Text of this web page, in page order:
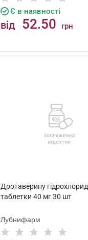
Є в наявності
від 52.50 грн
Дротаверину гідрохлорид
таблетки 40 мг 30 шт
Лубнифарм